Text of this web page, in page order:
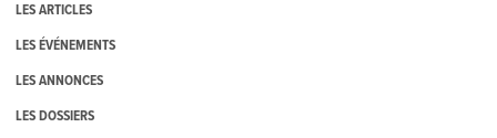
LES ARTICLES
LES ÉVÉNEMENTS
LES ANNONCES
LES DOSSIERS